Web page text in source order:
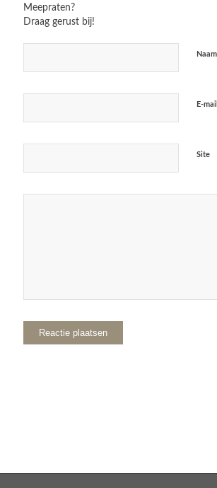
Meepraten?
Draag gerust bij!
Naam
E-mail
Site